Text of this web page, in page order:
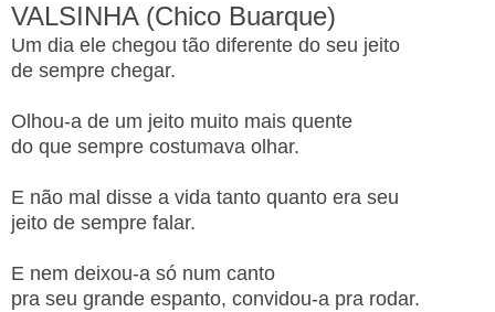
VALSINHA (Chico Buarque)
Um dia ele chegou tão diferente do seu jeito
de sempre chegar.
Olhou-a de um jeito muito mais quente
do que sempre costumava olhar.
E não mal disse a vida tanto quanto era seu
jeito de sempre falar.
E nem deixou-a só num canto
pra seu grande espanto, convidou-a pra rodar.